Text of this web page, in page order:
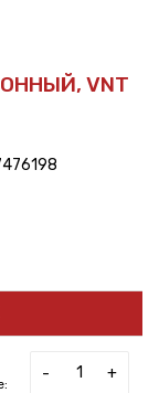
VNT
- +